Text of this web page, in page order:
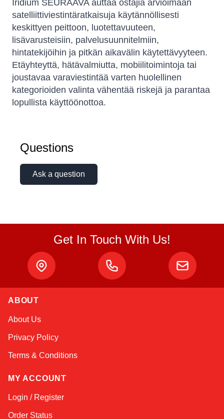
Iridium SEURAAVA auttaa ostajia arvioimaan
satelliittiviestintäratkaisuja käytännöllisesti
keskittyen peittoon, luotettavuuteen,
lisävarusteisiin, palvelusuunnitelmiin,
hintatekijöihin ja pitkän aikavälin käytettävyyteen.
Etäyhteyttä, hätävalmiutta, mobiilitoimintoja tai
joustavaa varaviestintää varten huolellinen
kategorioiden valinta vähentää riskejä ja parantaa
lopullista käyttöönottoa.
Questions
Ask a question
Get In Touch With Us!
ABOUT
About Us
Privacy Policy
Terms & Conditions
MY ACCOUNT
Login / Register
Order Status